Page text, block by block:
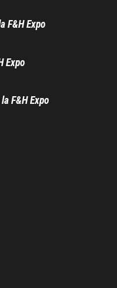
F&H Expo
Expo
F&H Expo